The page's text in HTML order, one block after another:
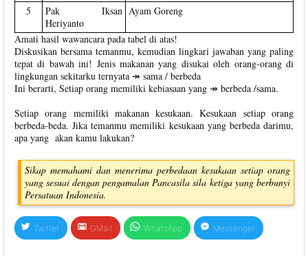
5
Pak Iksan
Heriyanto
Ayam Goreng
Amati hasil wawancara pada tabel di atas!
Diskusikan bersama temanmu, kemudian lingkari jawaban yang paling
tepat di bawah ini! Jenis makanan yang disukai oleh orang-orang di
lingkungan sekitarku ternyata ↠ sama / berbeda
Ini berarti, Setiap orang memiliki kebiasaan yang ↠ berbeda /sama.
Setiap orang memiliki makanan kesukaan. Kesukaan setiap orang
berbeda-beda. Jika temanmu memiliki kesukaan yang berbeda darimu,
apa yang akan kamu lakukan?
Sikap memahami dan menerima perbedaan kesukaan setiap orang
yang sesuai dengan pengamalan Pancasila sila ketiga yang berbunyi
Persatuan Indonesia.
Twitter GMail WhatsApp Messenger